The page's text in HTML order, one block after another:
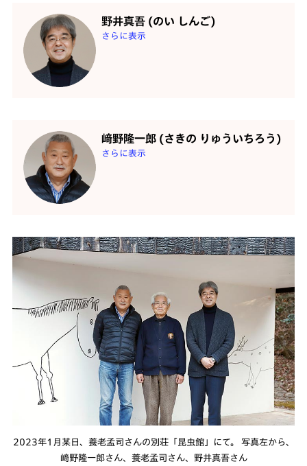
野井真吾 (のい しんご)
さらに表示
﨑野隆一郎 (さきの りゅういちろう)
さらに表示
2023年1月某日、養老孟司さんの別荘「昆虫館」にて。 写真左から、
﨑野隆一郎さん、養老孟司さん、野井真吾さん